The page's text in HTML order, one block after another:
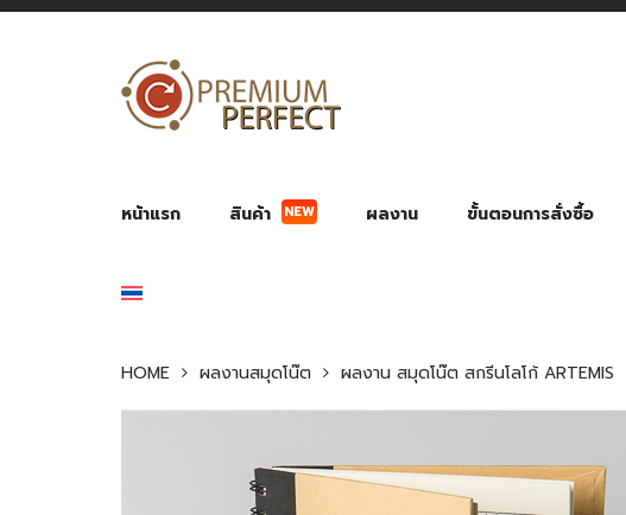
หน้าแรก สินค้า NEW ผลงาน ขั้นตอนการสั่งซื้อ
HOME ผลงานสมุดโน๊ต ผลงาน สมุดโน๊ต สกรีนโลโก้ ARTEMIS